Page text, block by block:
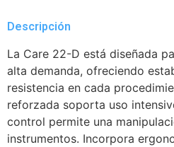
Descripción
La Care 22-D está diseñada
alta demanda, ofreciendo
resistencia en cada
reforzada soporta uso
control permite una
instrumentos. Incorpora